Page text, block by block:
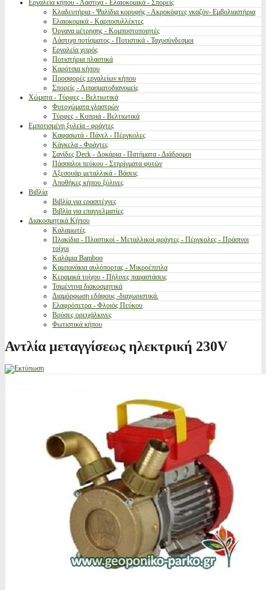
Εργαλεία κήπου - Λάστιχα - Ελαιοκομικά - Σπορείς
Κλαδευτήρια - Ψαλίδια κορυφής - Ακροκόφτες γκαζόν- Εμβολιαστήρια
Ελαιοκομικά - Καρποσυλλέκτες
Όργανα μέτρησης - Κομποστοποιητές
Λάστιχα ποτίσματος - Ποτιστικά - Ταχυσύνδεσμοι
Εργαλεία χειρός
Ποτιστήρια πλαστικά
Καρότσια κήπου
Προσφορές εργαλείων κήπου
Σπορείς - Λιπασματοδιανομείς
Χώματα - Τύρφες - Βελτιωτικά
Φυτοχώματα γλαστρών
Τύρφες - Κοπριά - Βελτιωτικά
Εμποτισμένη ξυλεία - φράχτες
Καφασωτά - Πάνελ - Πέργκολες
Κάγκελα - Φράχτες
Σανίδες Deck - Δοκάρια - Πατήματα - Διάδρομοι
Πάσσαλοι πεύκου - Στηρίγματα φυτών
Αξεσουάρ μεταλλικά - Βάσεις
Αποθήκες κήπου ξύλινες
Βιβλία
Βιβλία για ερασιτέχνες
Βιβλία για επαγγελματίες
Διακοσμητικά Κήπου
Καλαμωτές
Πλακίδια - Πλαστικοί - Μεταλλικοί φράχτες - Πέργκολες - Πράσινοι
τοίχοι
Καλάμια Bamboo
Καμπανάκια αυλόπορτας - Μικροέπιπλα
Κεραμικά τοίχου - Πήλινες παραστάσεις
Τσιμέντινα διακοσμητικά
Διαμόρφωση εδάφους -διαχωριστικά.
Ελαφρόπετρα - Φλοιός Πεύκου
Βρύσες ορειχάλκινες
Φωτιστικά κήπου
Αντλία μεταγγίσεως ηλεκτρική 230V